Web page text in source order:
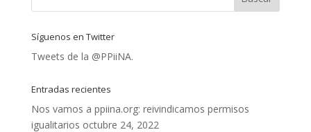
Síguenos en Twitter
Tweets de la @PPiiNA.
Entradas recientes
Nos vamos a ppiina.org: reivindicamos permisos
igualitarios octubre 24, 2022